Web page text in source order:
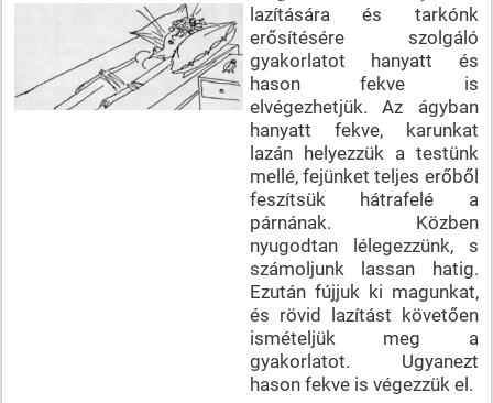
lazítására és tarkónk
erősítésére szolgáló
gyakorlatot hanyatt és
hason fekve is
elvégezhetjük. Az ágyban
hanyatt fekve, karunkat
lazán helyezzük a testünk
mellé, fejünket teljes erőből
feszítsük hátrafelé a
párnának. Közben
nyugodtan lélegezzünk, s
számoljunk lassan hatig.
Ezután fújjuk ki magunkat,
és rövid lazítást követően
ismételjük meg a
gyakorlatot. Ugyanezt
hason fekve is végezzük el.